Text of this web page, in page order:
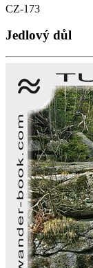
CZ-173
Jedlový důl